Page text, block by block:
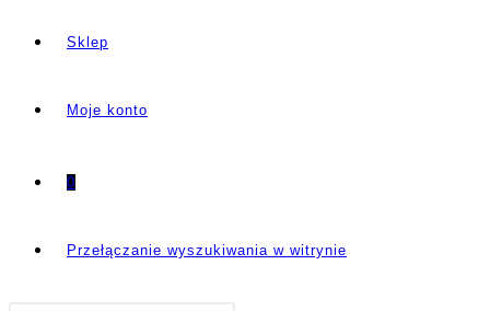
Sklep
Moje konto
0
Przełączanie wyszukiwania w witrynie